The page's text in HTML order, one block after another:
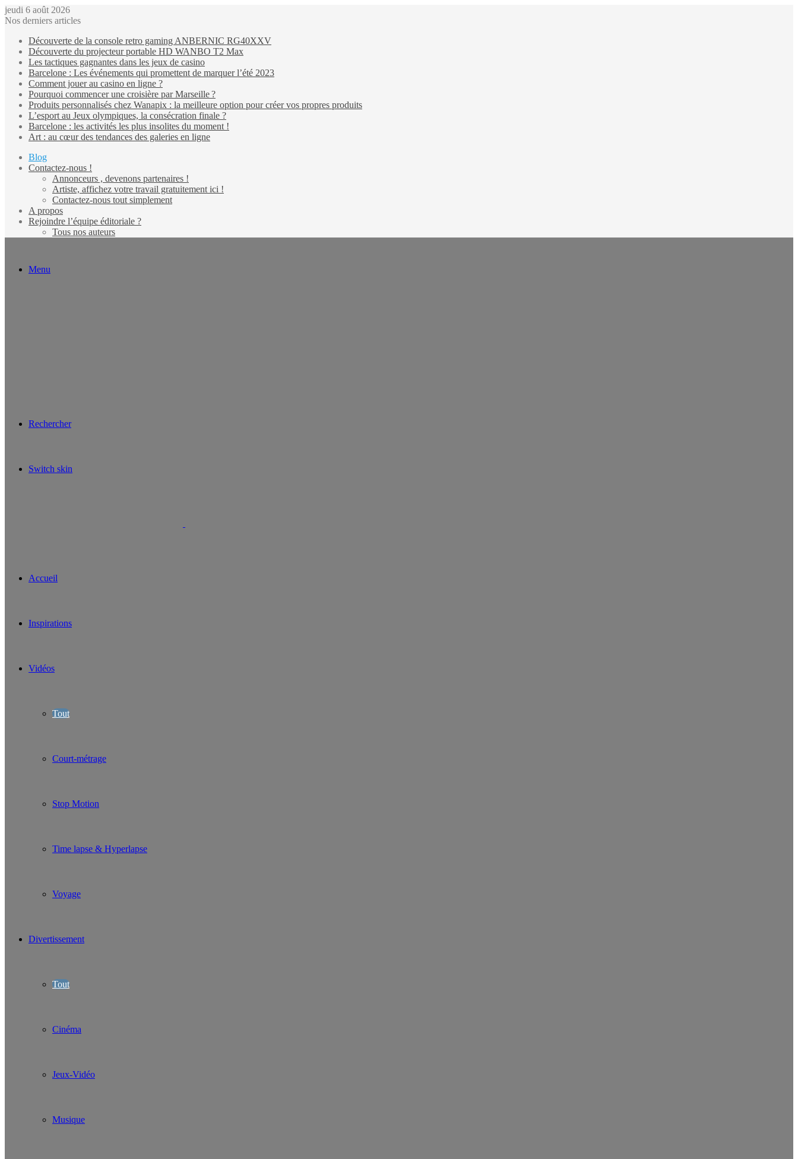
jeudi 6 août 2026
Nos derniers articles
Découverte de la console retro gaming ANBERNIC RG40XXV
Découverte du projecteur portable HD WANBO T2 Max
Les tactiques gagnantes dans les jeux de casino
Barcelone : Les événements qui promettent de marquer l’été 2023
Comment jouer au casino en ligne ?
Pourquoi commencer une croisière par Marseille ?
Produits personnalisés chez Wanapix : la meilleure option pour créer vos propres produits
L’esport au Jeux olympiques, la consécration finale ?
Barcelone : les activités les plus insolites du moment !
Art : au cœur des tendances des galeries en ligne
Blog
Contactez-nous !
Annonceurs , devenons partenaires !
Artiste, affichez votre travail gratuitement ici !
Contactez-nous tout simplement
A propos
Rejoindre l’équipe éditoriale ?
Tous nos auteurs
Menu
Rechercher
Switch skin
Accueil
Inspirations
Vidéos
Tout
Court-métrage
Stop Motion
Time lapse & Hyperlapse
Voyage
Divertissement
Tout
Cinéma
Jeux-Vidéo
Musique